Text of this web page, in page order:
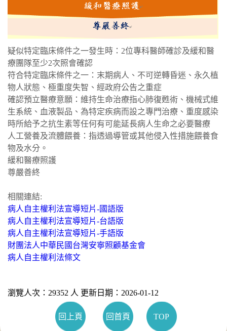
疑似特定臨床條件之一發生時：2位專科醫師確診及緩和醫
療團隊至少2次照會確認
符合特定臨床條件之一：末期病人、不可逆轉昏迷、永久植
物人狀態、極重度失智、經政府公告之重症
確認預立醫療意願：維持生命治療指心肺復甦術、機械式維
生系統、血液製品、為特定疾病而設之專門治療、重度感染
時所給予之抗生素等任何有可能延長病人生命之必要醫療
人工營養及流體餵養：指透過導管或其他侵入性措施餵養食
物及水分。
緩和醫療照護
尊嚴善終
相關連結:
病人自主權利法宣導短片-國語版
病人自主權利法宣導短片-台語版
病人自主權利法宣導短片-手語版
財團法人中華民國台灣安寧照顧基金會
病人自主權利法條文
瀏覽人次：29352 人 更新日期：2026-01-12
回上頁 回首頁 TOP